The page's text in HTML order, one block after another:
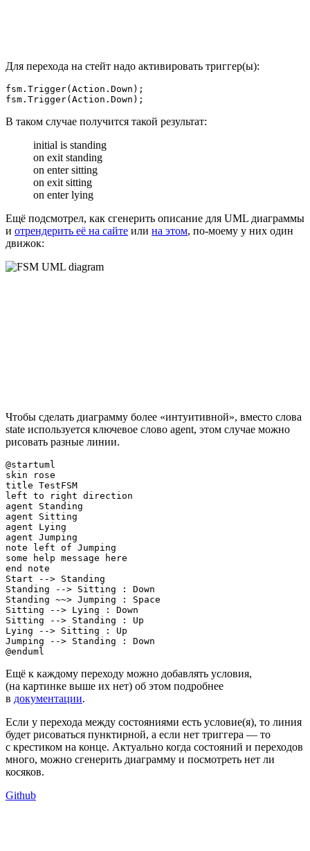
Для перехода на стейт надо активировать триггер(ы):
fsm.Trigger(Action.Down);
fsm.Trigger(Action.Down);
В таком случае получится такой результат:
initial is standing
on exit standing
on enter sitting
on exit sitting
on enter lying
Ещё подсмотрел, как сгенерить описание для UML диаграммы
и отрендерить её на сайте или на этом, по-моему у них один
движок:
Чтобы сделать диаграмму более «интуитивной», вместо слова
state используется ключевое слово agent, этом случае можно
рисовать разные линии.
@startuml
skin rose
title TestFSM
left to right direction
agent Standing
agent Sitting
agent Lying
agent Jumping
note left of Jumping
some help message here
end note
Start --> Standing
Standing --> Sitting : Down
Standing ~~> Jumping : Space
Sitting --> Lying : Down
Sitting --> Standing : Up
Lying --> Sitting : Up
Jumping --> Standing : Down
@enduml
Ещё к каждому переходу можно добавлять условия,
(на картинке выше их нет) об этом подробнее
в документации.
Если у перехода между состояниями есть условие(я), то линия
будет рисоваться пунктирной, а если нет триггера — то
с крестиком на конце. Актуально когда состояний и переходов
много, можно сгенерить диаграмму и посмотреть нет ли
косяков.
Github